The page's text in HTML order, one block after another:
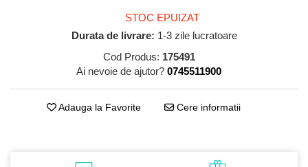
H3D - O'TOM(2 produse)
Health Advisors (9 produse)
Hegron Cosmetics BV (5 produse)
Jack N' Jill (20 produse)
Protectie Solara
Sapun Natural Handmade
STOC EPUIZAT
Durata de livrare: 1-3 zile lucratoare
Cod Produs: 175491
Ai nevoie de ajutor? 0745511900
Adauga la Favorite Cere informatii